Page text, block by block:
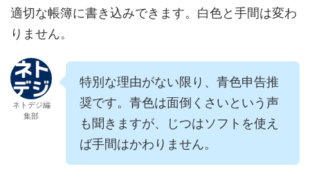
適切な帳簿に書き込みできます。白色と手間は変わ
りません。
ネトデジ編
集部
特別な理由がない限り、青色申告推
奨です。青色は面倒くさいという声
も聞きますが、じつはソフトを使え
ば手間はかわりません。